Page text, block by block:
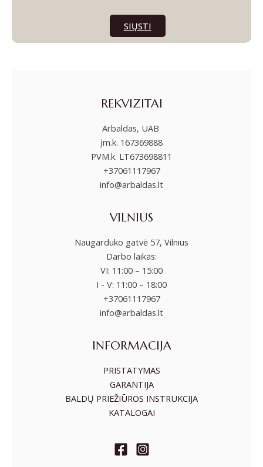
SIŲSTI
REKVIZITAI
Arbaldas, UAB
įm.k. 167369888
PVM.k. LT673698811
+37061117967
info@arbaldas.lt
VILNIUS
Naugarduko gatvė 57, Vilnius
Darbo laikas:
VI: 11:00 – 15:00
I - V: 11:00 – 18:00
+37061117967
info@arbaldas.lt
INFORMACIJA
PRISTATYMAS
GARANTIJA
BALDŲ PRIEŽIŪROS INSTRUKCIJA
KATALOGAI